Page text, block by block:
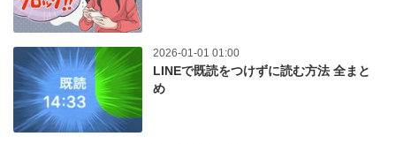
2026-01-01 01:00
LINEで既読をつけずに読む方法 全まと
め